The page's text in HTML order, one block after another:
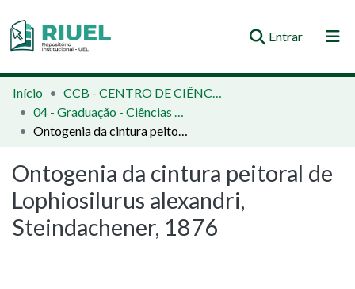
Entrar(current)
Orientações e Normas
Comunidades e Coleções
Estatísticas
Início
CCB - CENTRO DE CIÊNCIAS BIOLÓGICAS
04 - Graduação - Ciências Biológicas
Ontogenia da cintura peitoral de Lophiosilurus alexandri, Steindachener, 1876
Ontogenia da cintura peitoral de
Lophiosilurus alexandri,
Steindachener, 1876